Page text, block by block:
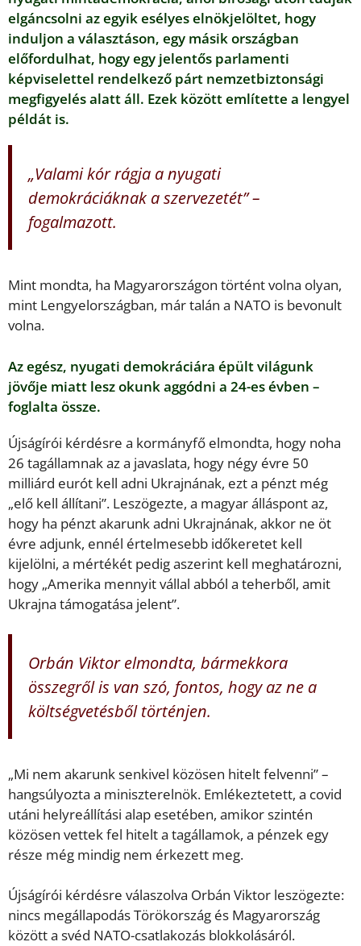
elgáncsolni az egyik esélyes elnökjelöltet, hogy
induljon a választáson, egy másik országban
előfordulhat, hogy egy jelentős parlamenti
képviselettel rendelkező párt nemzetbiztonsági
megfigyelés alatt áll. Ezek között említette a lengyel
példát is.
„Valami kór rágja a nyugati
demokráciáknak a szervezetét” –
fogalmazott.
Mint mondta, ha Magyarországon történt volna olyan,
mint Lengyelországban, már talán a NATO is bevonult
volna.
Az egész, nyugati demokráciára épült világunk
jövője miatt lesz okunk aggódni a 24-es évben –
foglalta össze.
Újságírói kérdésre a kormányfő elmondta, hogy noha
26 tagállamnak az a javaslata, hogy négy évre 50
milliárd eurót kell adni Ukrajnának, ezt a pénzt még
„elő kell állítani”. Leszögezte, a magyar álláspont az,
hogy ha pénzt akarunk adni Ukrajnának, akkor ne öt
évre adjunk, ennél értelmesebb időkeretet kell
kijelölni, a mértékét pedig aszerint kell meghatározni,
hogy „Amerika mennyit vállal abból a teherből, amit
Ukrajna támogatása jelent”.
Orbán Viktor elmondta, bármekkora
összegről is van szó, fontos, hogy az ne a
költségvetésből történjen.
„Mi nem akarunk senkivel közösen hitelt felvenni” –
hangsúlyozta a miniszterelnök. Emlékeztetett, a covid
utáni helyreállítási alap esetében, amikor szintén
közösen vettek fel hitelt a tagállamok, a pénzek egy
része még mindig nem érkezett meg.
Újságírói kérdésre válaszolva Orbán Viktor leszögezte:
nincs megállapodás Törökország és Magyarország
között a svéd NATO-csatlakozás blokkolásáról.